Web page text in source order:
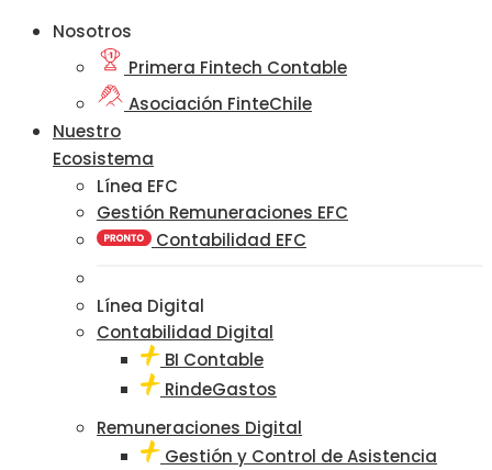
Nosotros
Primera Fintech Contable
Asociación FinteChile
Nuestro
Ecosistema
Línea EFC
Gestión Remuneraciones EFC
Contabilidad EFC
Línea Digital
Contabilidad Digital
BI Contable
RindeGastos
Remuneraciones Digital
Gestión y Control de Asistencia